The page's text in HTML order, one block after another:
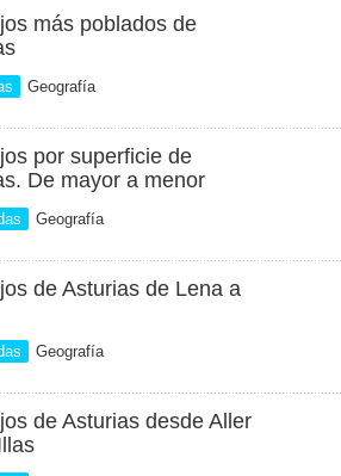
más poblados de
Geografía
por superficie de
De mayor a menor
Geografía
de Asturias de Lena a
Geografía
de Asturias desde Aller